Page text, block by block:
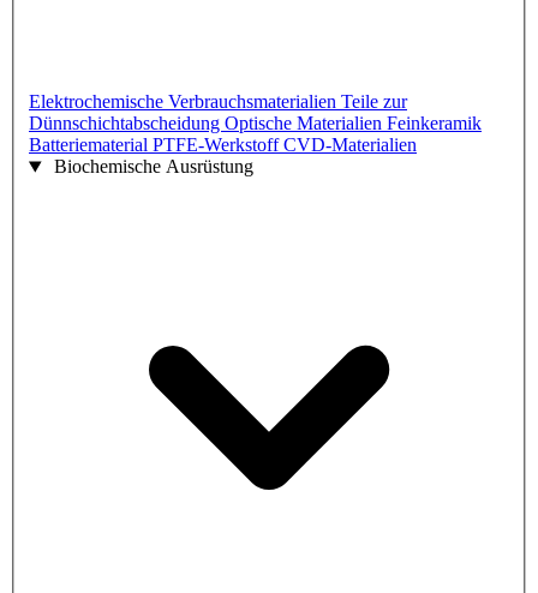
Elektrochemische Verbrauchsmaterialien Teile zur
Dünnschichtabscheidung Optische Materialien Feinkeramik
Batteriematerial PTFE-WerkstoffCVD-Materialien
Biochemische Ausrüstung